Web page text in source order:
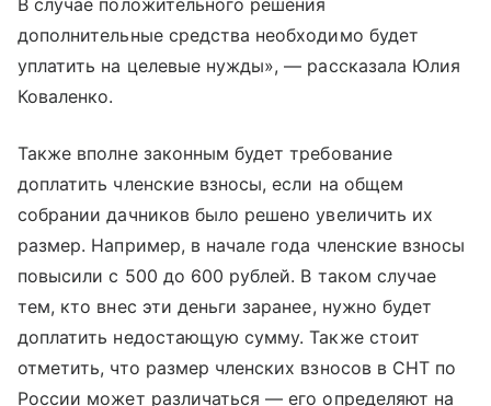
В случае положительного решения
дополнительные средства необходимо будет
уплатить на целевые нужды», — рассказала Юлия
Коваленко.
Также вполне законным будет требование
доплатить членские взносы, если на общем
собрании дачников было решено увеличить их
размер. Например, в начале года членские взносы
повысили с 500 до 600 рублей. В таком случае
тем, кто внес эти деньги заранее, нужно будет
доплатить недостающую сумму. Также стоит
отметить, что размер членских взносов в СНТ по
России может различаться — его определяют на